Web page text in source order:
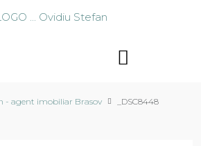
- agent imobiliar Brasov _DSC8448